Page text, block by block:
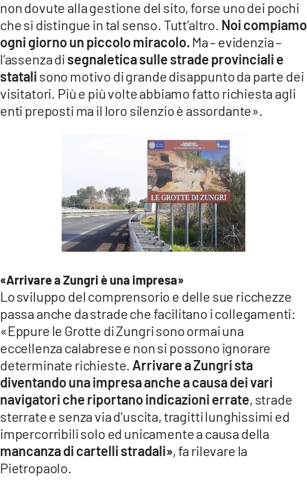
non dovute alla gestione del sito, forse uno dei pochi
che si distingue in tal senso. Tutt’altro. Noi compiamo
ogni giorno un piccolo miracolo. Ma – evidenzia –
l’assenza di segnaletica sulle strade provinciali e
statali sono motivo di grande disappunto da parte dei
visitatori. Più e più volte abbiamo fatto richiesta agli
enti preposti ma il loro silenzio è assordante».
«Arrivare a Zungri è una impresa»
Lo sviluppo del comprensorio e delle sue ricchezze
passa anche da strade che facilitano i collegamenti:
«Eppure le Grotte di Zungri sono ormai una
eccellenza calabrese e non si possono ignorare
determinate richieste. Arrivare a Zungri sta
diventando una impresa anche a causa dei vari
navigatori che riportano indicazioni errate, strade
sterrate e senza via d’uscita, tragitti lunghissimi ed
impercorribili solo ed unicamente a causa della
mancanza di cartelli stradali», fa rilevare la
Pietropaolo.